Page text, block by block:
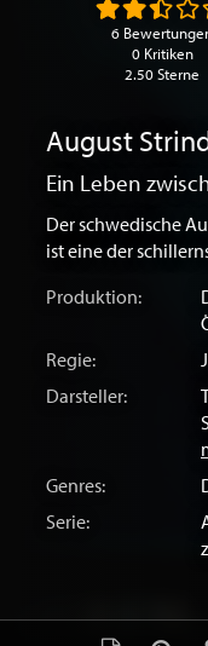
August
Ein Leben
Der schwedische
ist eine der
Produktion:
Regie:
Darsteller:
Genres:
Serie:
6
0 Kritiken
2.50 Sterne